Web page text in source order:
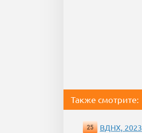
Также смотрите:
25 ВДНХ, 2023